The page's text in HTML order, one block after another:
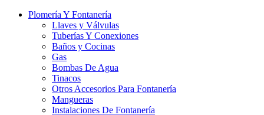
Plomería Y Fontanería
Llaves y Válvulas
Tuberías Y Conexiones
Baños y Cocinas
Gas
Bombas De Agua
Tinacos
Otros Accesorios Para Fontanería
Mangueras
Instalaciones De Fontanería